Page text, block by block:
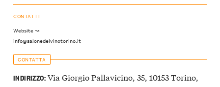
CONTATTI
Website ↝
info@salonedelvinotorino.it
CONTATTA
INDIRIZZO:Via Giorgio Pallavicino, 35, 10153 Torino,